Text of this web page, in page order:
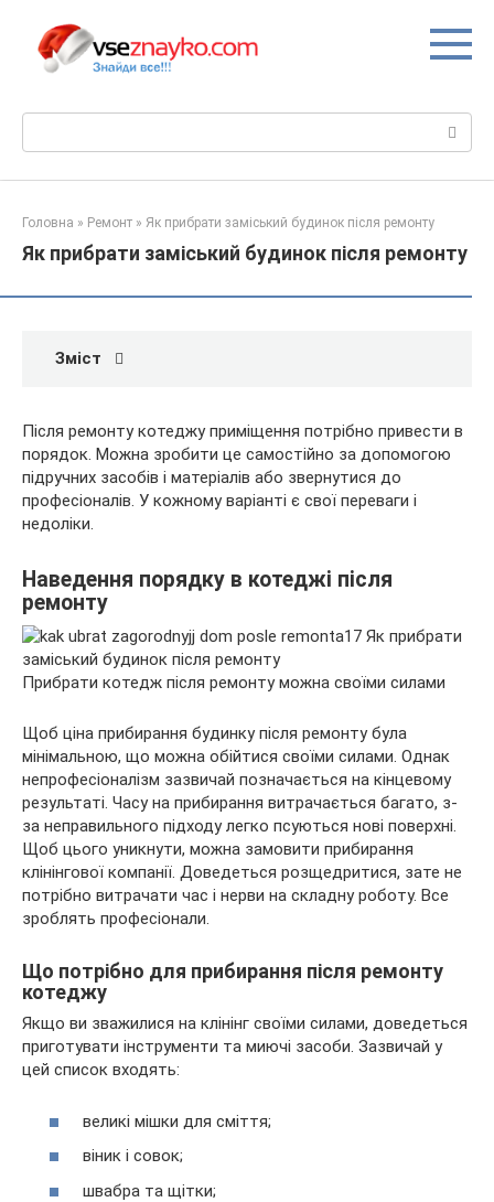
вмісту
Головна » Ремонт » Як прибрати заміський будинок після ремонту
Як прибрати заміський будинок після ремонту
Зміст
Після ремонту котеджу приміщення потрібно привести в
порядок. Можна зробити це самостійно за допомогою
підручних засобів і матеріалів або звернутися до
професіоналів. У кожному варіанті є свої переваги і
недоліки.
Наведення порядку в котеджі після
ремонту
Прибрати котедж після ремонту можна своїми силами
Щоб ціна прибирання будинку після ремонту була
мінімальною, що можна обійтися своїми силами. Однак
непрофесіоналізм зазвичай позначається на кінцевому
результаті. Часу на прибирання витрачається багато, з-
за неправильного підходу легко псуються нові поверхні.
Щоб цього уникнути, можна замовити прибирання
клінінгової компанії. Доведеться розщедритися, зате не
потрібно витрачати час і нерви на складну роботу. Все
зроблять професіонали.
Що потрібно для прибирання після ремонту
котеджу
Якщо ви зважилися на клінінг своїми силами, доведеться
приготувати інструменти та миючі засоби. Зазвичай у
цей список входять:
великі мішки для сміття;
віник і совок;
швабра та щітки;